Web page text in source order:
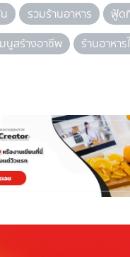
รวมร้านอาหาร
ฟู้ด
มนูสร้างอาชีพ
ร้านอาหาร